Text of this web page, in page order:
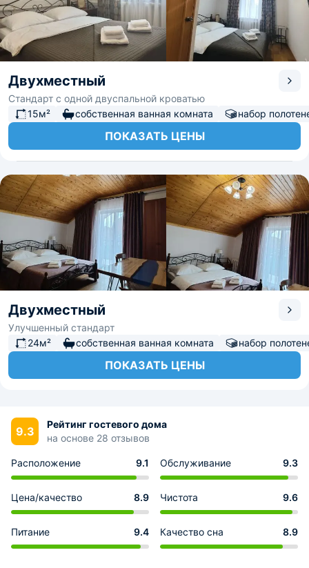
Двухместный
Стандарт с одной двуспальной кроватью
15м²
собственная ванная комната набор
ПОКАЗАТЬ ЦЕНЫ
Двухместный
Улучшенный стандарт
24м²
собственная ванная комната набор
ПОКАЗАТЬ ЦЕНЫ
9.3
Рейтинг гостевого дома
на основе 28 отзывов
Расположение 9.1 Обслуживание 9.3
Цена/качество 8.9 Чистота 9.6
Питание 9.4 Качество сна 8.9